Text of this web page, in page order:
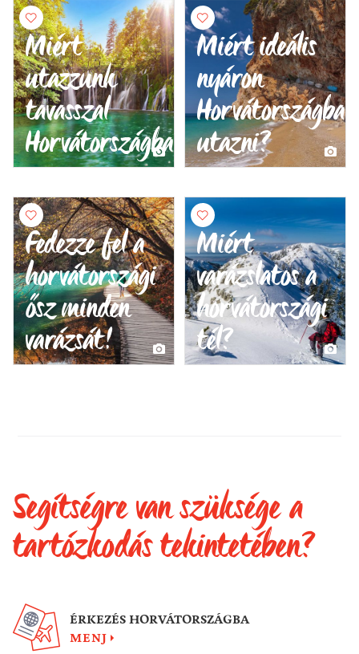
Miért
utazzunk
tavasszal
Horvátországba?
Miért ideális
nyáron
Horvátországba
utazni?
Fedezze fel a
horvátországi
ősz minden
varázsát!
Miért
varázslatos a
horvátországi
tél?
Segítségre van szüksége a
tartózkodás tekintetében?
ÉRKEZÉS HORVÁTORSZÁGBA
MENJ